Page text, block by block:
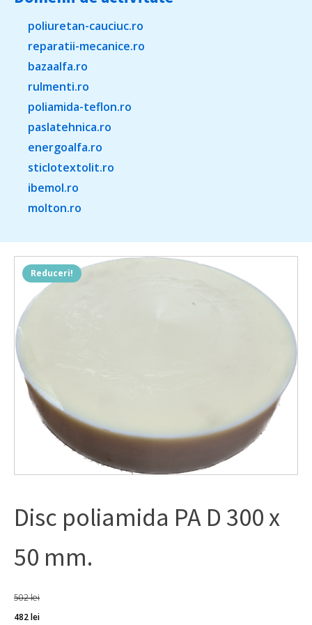
poliuretan-cauciuc.ro
reparatii-mecanice.ro
bazaalfa.ro
rulmenti.ro
poliamida-teflon.ro
paslatehnica.ro
energoalfa.ro
sticlotextolit.ro
ibemol.ro
molton.ro
Reduceri!
Disc poliamida PA D 300 x
50 mm.
502lei
Prețul
482leiPrețul